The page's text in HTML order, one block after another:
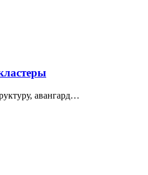
авангард…